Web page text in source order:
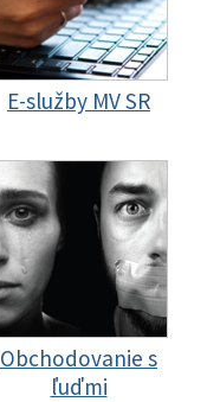
E-služby MV SR
Obchodovanie s
ľuďmi